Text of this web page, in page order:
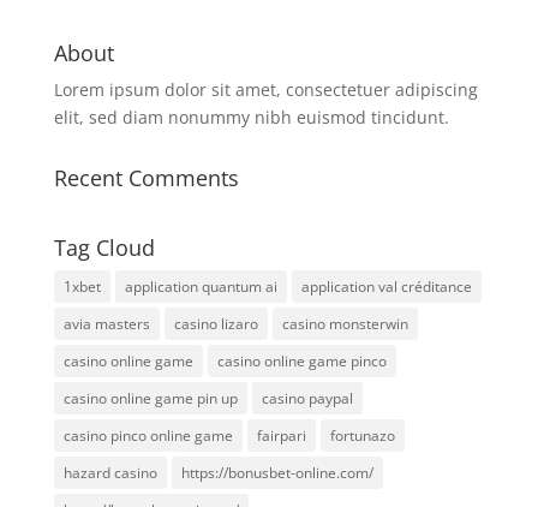
About
Lorem ipsum dolor sit amet, consectetuer adipiscing
elit, sed diam nonummy nibh euismod tincidunt.
Recent Comments
Tag Cloud
1xbet application quantum ai
application val créditance
avia masters
casino lizaro
casino monsterwin
casino online game
casino online game pinco
casino online game pin up
casino paypal
casino pinco online game
fairpari
fortunazo
hazard casino
https://bonusbet-online.com/